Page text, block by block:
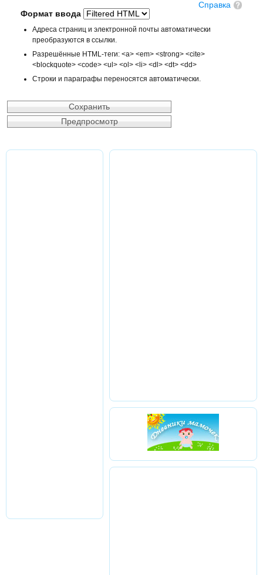
Справка
Формат ввода
Адреса страниц и электронной почты автоматически
преобразуются в ссылки.
Разрешённые HTML-теги: <a> <em> <strong> <cite>
<blockquote> <code> <ul> <ol> <li> <dl> <dt> <dd>
Строки и параграфы переносятся автоматически.